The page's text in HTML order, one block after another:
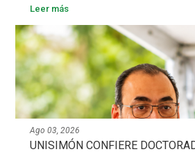
Leer más
Ago 03, 2026
UNISIMÓN CONFIERE